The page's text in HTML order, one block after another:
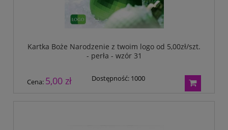
Kartka Boże Narodzenie z twoim logo od 5,00zł/szt.
- perła - wzór 31
Cena: 5,00 zł Dostępność: 1000